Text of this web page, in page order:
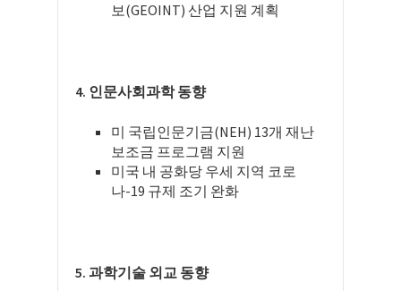
보(GEOINT) 산업 지원 계획
4. 인문사회과학 동향
미 국립인문기금(NEH) 13개 재난
보조금 프로그램 지원
미국 내 공화당 우세 지역 코로
나-19 규제 조기 완화
5. 과학기술 외교 동향